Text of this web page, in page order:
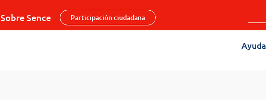
Sobre Sence Participación ciudadana
Ayuda